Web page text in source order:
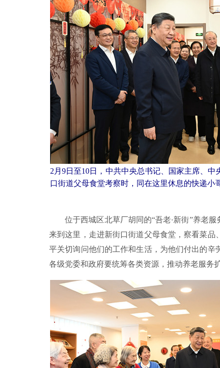
2月9日至10日，中共中央总书记、国家主席、
口街道父母食堂考察时，同在这里休息的快递小
位于西城区北草厂胡同的“吾老·新街”养老服
来到这里，走进新街口街道父母食堂，察看菜
平关切询问他们的工作和生活，为他们付出的
各级党委和政府要统筹各类资源，推动养老服务